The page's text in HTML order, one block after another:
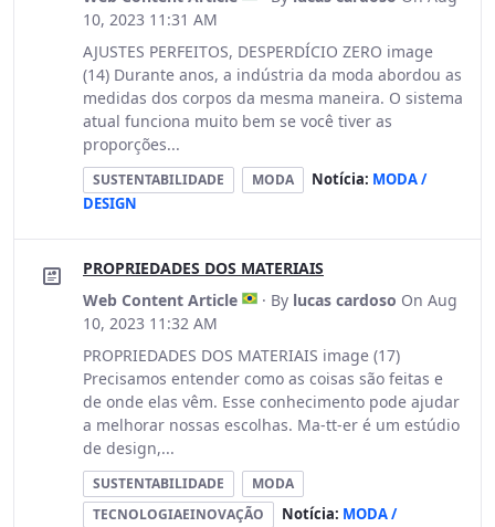
10, 2023 11:31 AM
AJUSTES PERFEITOS, DESPERDÍCIO ZERO image
(14) Durante anos, a indústria da moda abordou as
medidas dos corpos da mesma maneira. O sistema
atual funciona muito bem se você tiver as
proporções...
SUSTENTABILIDADE MODA Notícia: MODA /
DESIGN
PROPRIEDADES DOS MATERIAIS
Web Content Article
· By lucas cardoso On Aug
10, 2023 11:32 AM
PROPRIEDADES DOS MATERIAIS image (17)
Precisamos entender como as coisas são feitas e
de onde elas vêm. Esse conhecimento pode ajudar
a melhorar nossas escolhas. Ma-tt-er é um estúdio
de design,...
SUSTENTABILIDADE
MODA
TECNOLOGIAEINOVAÇÃO
Notícia: MODA /